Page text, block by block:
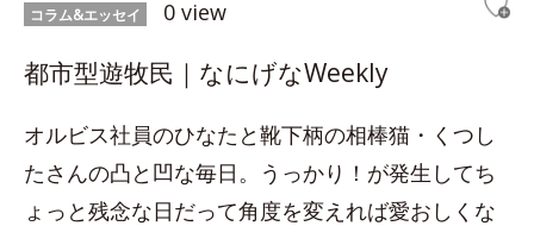
コラム&エッセイ 0 view
都市型遊牧民｜なにげなWeekly
オルビス社員のひなたと靴下柄の相棒猫・くつし
たさんの凸と凹な毎日。うっかり！が発生してち
ょっと残念な日だって角度を変えれば愛おしくな